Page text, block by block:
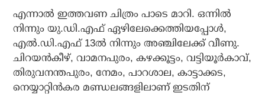
എന്നാല്‍ ഇത്തവണ ചിത്രം പാടെ മാറി. ഒന്നില്‍
നിന്നും യു.ഡി.എഫ് ഏഴിലേക്കെത്തിയപ്പോള്‍,
എല്‍.ഡി.എഫ് 13ല്‍ നിന്നും അഞ്ചിലേക്ക് വീണു.
ചിറയന്‍കീഴ്, വാമനപുരം, കഴക്കൂട്ടം, വട്ടിയൂര്‍കാവ്,
തിരുവനന്തപുരം, നേമം, പാറശാല, കാട്ടാക്കട,
നെയ്യാറ്റിന്‍കര മണ്ഡലങ്ങളിലാണ് ഇടതിന്